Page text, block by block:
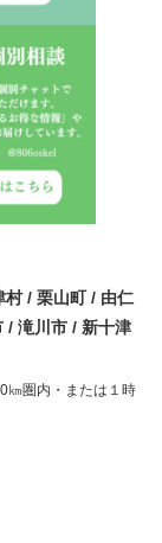
村 / 栗山町 / 由仁
/ 滝川市 / 新十津
㎞圏内・または１時